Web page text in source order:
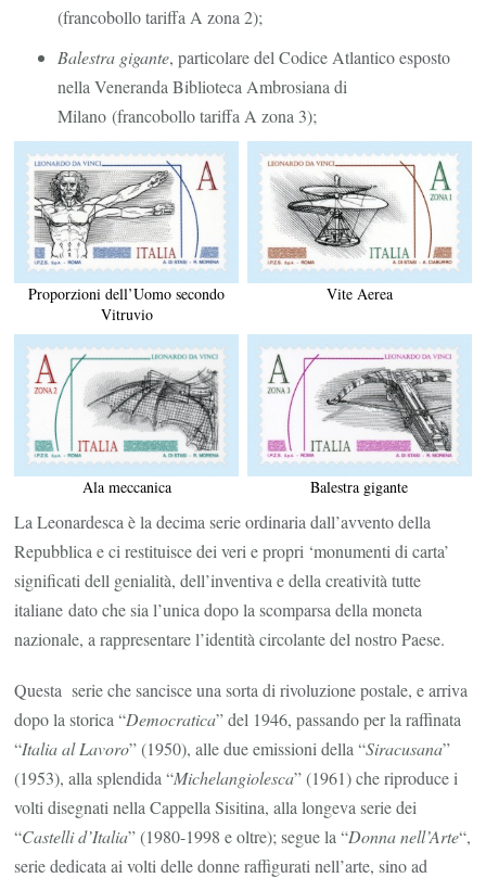
(francobollo tariffa A zona 2);
Balestra gigante, particolare del Codice Atlantico esposto
nella Veneranda Biblioteca Ambrosiana di
Milano (francobollo tariffa A zona 3);
Proporzioni dell’Uomo secondo
Vitruvio
Vite Aerea
Ala meccanica Balestra gigante
La Leonardesca è la decima serie ordinaria dall’avvento della
Repubblica e ci restituisce dei veri e propri ‘monumenti di carta’
significati dell genialità, dell’inventiva e della creatività tutte
italiane dato che sia l’unica dopo la scomparsa della moneta
nazionale, a rappresentare l’identità circolante del nostro Paese.
Questa serie che sancisce una sorta di rivoluzione postale, e arriva
dopo la storica “Democratica” del 1946, passando per la raffinata
“Italia al Lavoro” (1950), alle due emissioni della “Siracusana”
(1953), alla splendida “Michelangiolesca” (1961) che riproduce i
volti disegnati nella Cappella Sisitina, alla longeva serie dei
“Castelli d’Italia” (1980-1998 e oltre); segue la “Donna nell’Arte“,
serie dedicata ai volti delle donne raffigurati nell’arte, sino ad